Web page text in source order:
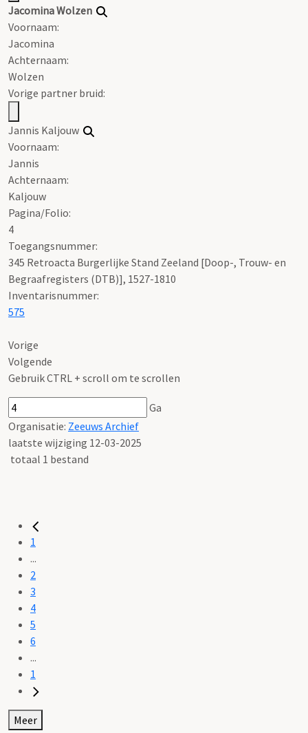
Jacomina Wolzen
Voornaam:
Jacomina
Achternaam:
Wolzen
Vorige partner bruid:
Jannis Kaljouw
Voornaam:
Jannis
Achternaam:
Kaljouw
Pagina/Folio:
4
Toegangsnummer:
345 Retroacta Burgerlijke Stand Zeeland [Doop-, Trouw- en
Begraafregisters (DTB)], 1527-1810
Inventarisnummer:
575
Vorige
Volgende
Gebruik CTRL + scroll om te scrollen
Ga
Organisatie: Zeeuws Archief
laatste wijziging 12-03-2025
totaal 1 bestand
1
...
2
3
4
5
6
...
1
Meer